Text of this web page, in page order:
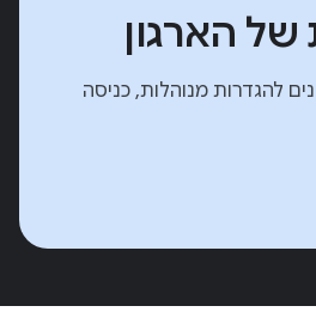
של הארגון
להגדרות מנוהלות, כניסה